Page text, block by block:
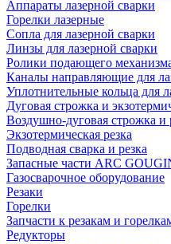
Аппараты лазерной сварки
Горелки лазерные
Сопла для лазерной сварки
Линзы для лазерной сварки
Ролики подающего
Каналы направляющие для
Уплотнительные кольца для
Дуговая строжка и
Воздушно-дуговая строжка и
Экзотермическая резка
Подводная сварка и резка
Запасные части ARC
Газосварочное оборудование
Резаки
Горелки
Запчасти к резакам и
Редукторы